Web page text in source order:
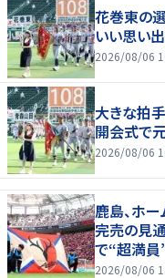
花巻東の
いい思い出
2026/08/06
大きな拍
開会式で
2026/08/06
鹿島、ホ
完売の見
で“超満員
2026/08/06